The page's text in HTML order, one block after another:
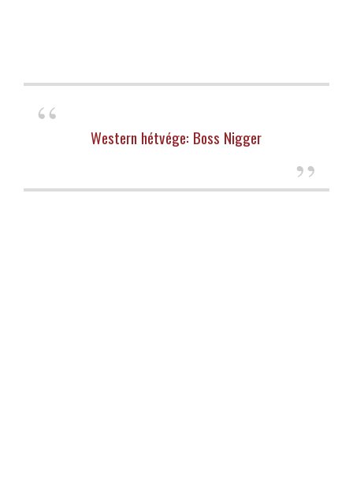
Western hétvége: Boss Nigger